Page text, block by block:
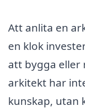
Att anlita en
en klok
att bygga eller
arkitekt har
kunskap, utan